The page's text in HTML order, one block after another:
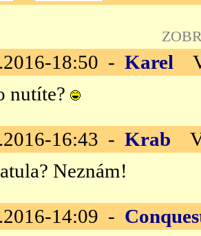
18:50 - Karel
nutíte?
16:43 - Krab
Neznám!
14:09 -